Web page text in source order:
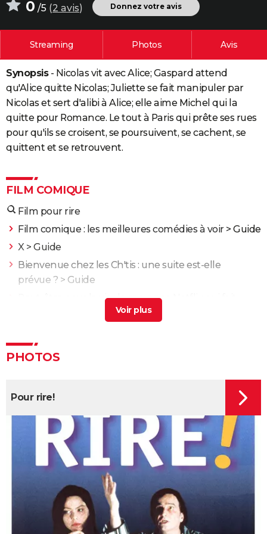
Destinations
City break
Voyage nature
Voyage de noces
Forum
Climat
+PHOTO
BONS PLANS
CARTE DE VOEUX
Carte de Noël
Carte Bonne année
Carte Saint-Valentin
Carte Pâques
Carte d'anniversaire
Dictionnaire
Biographies
Citations
Expressions
Proverbes
PROGRAMME TV
S'inscrire
Se connecter
Lycées
Collèges
Primaires
Universités
Entreprises
Service militaire
Avis de recherche
FORUM
Bricolage
Lifestyle
Culture
Sport
Auto
Television
Voyage
Cinema
0 /5 (2 avis) Donnez votre avis
Streaming Photos Avis
Synopsis- Nicolas vit avec Alice; Gaspard attend
qu'Alice quitte Nicolas; Juliette se fait manipuler par
Nicolas et sert d'alibi à Alice; elle aime Michel qui la
quitte pour Romance. Le tout à Paris qui prête ses rues
pour qu'ils se croisent, se poursuivent, se cachent, se
quittent et se retrouvent.
FILM COMIQUE
Film pour rire
Film comique : les meilleures comédies à voir> Guide
X > Guide
Bienvenue chez les Ch'tis : une suite est-elle
prévue ? > Guide
Peut-être pour la vie : la romance Netflix qui fait
voyager entre Hambourg et Istanbul
famille
Intouchables : "Sans lui je serais mort de
décomposition", la touchante histoire vraie qui a
inspiré le film culte
Dany Boon au cinéma
Le Dîner de cons : ça a vraiment existé, un célèbre
acteur français s'est même fait piéger
Adieu Les Cons : synopsis, critique, César, âge, bande-
annonce, avis...
Les Tuche 5 : le roi Charles, Camilla, Elton John... Qui
les jouent dans God save the Tuche ?
PHOTOS
Pour rire!